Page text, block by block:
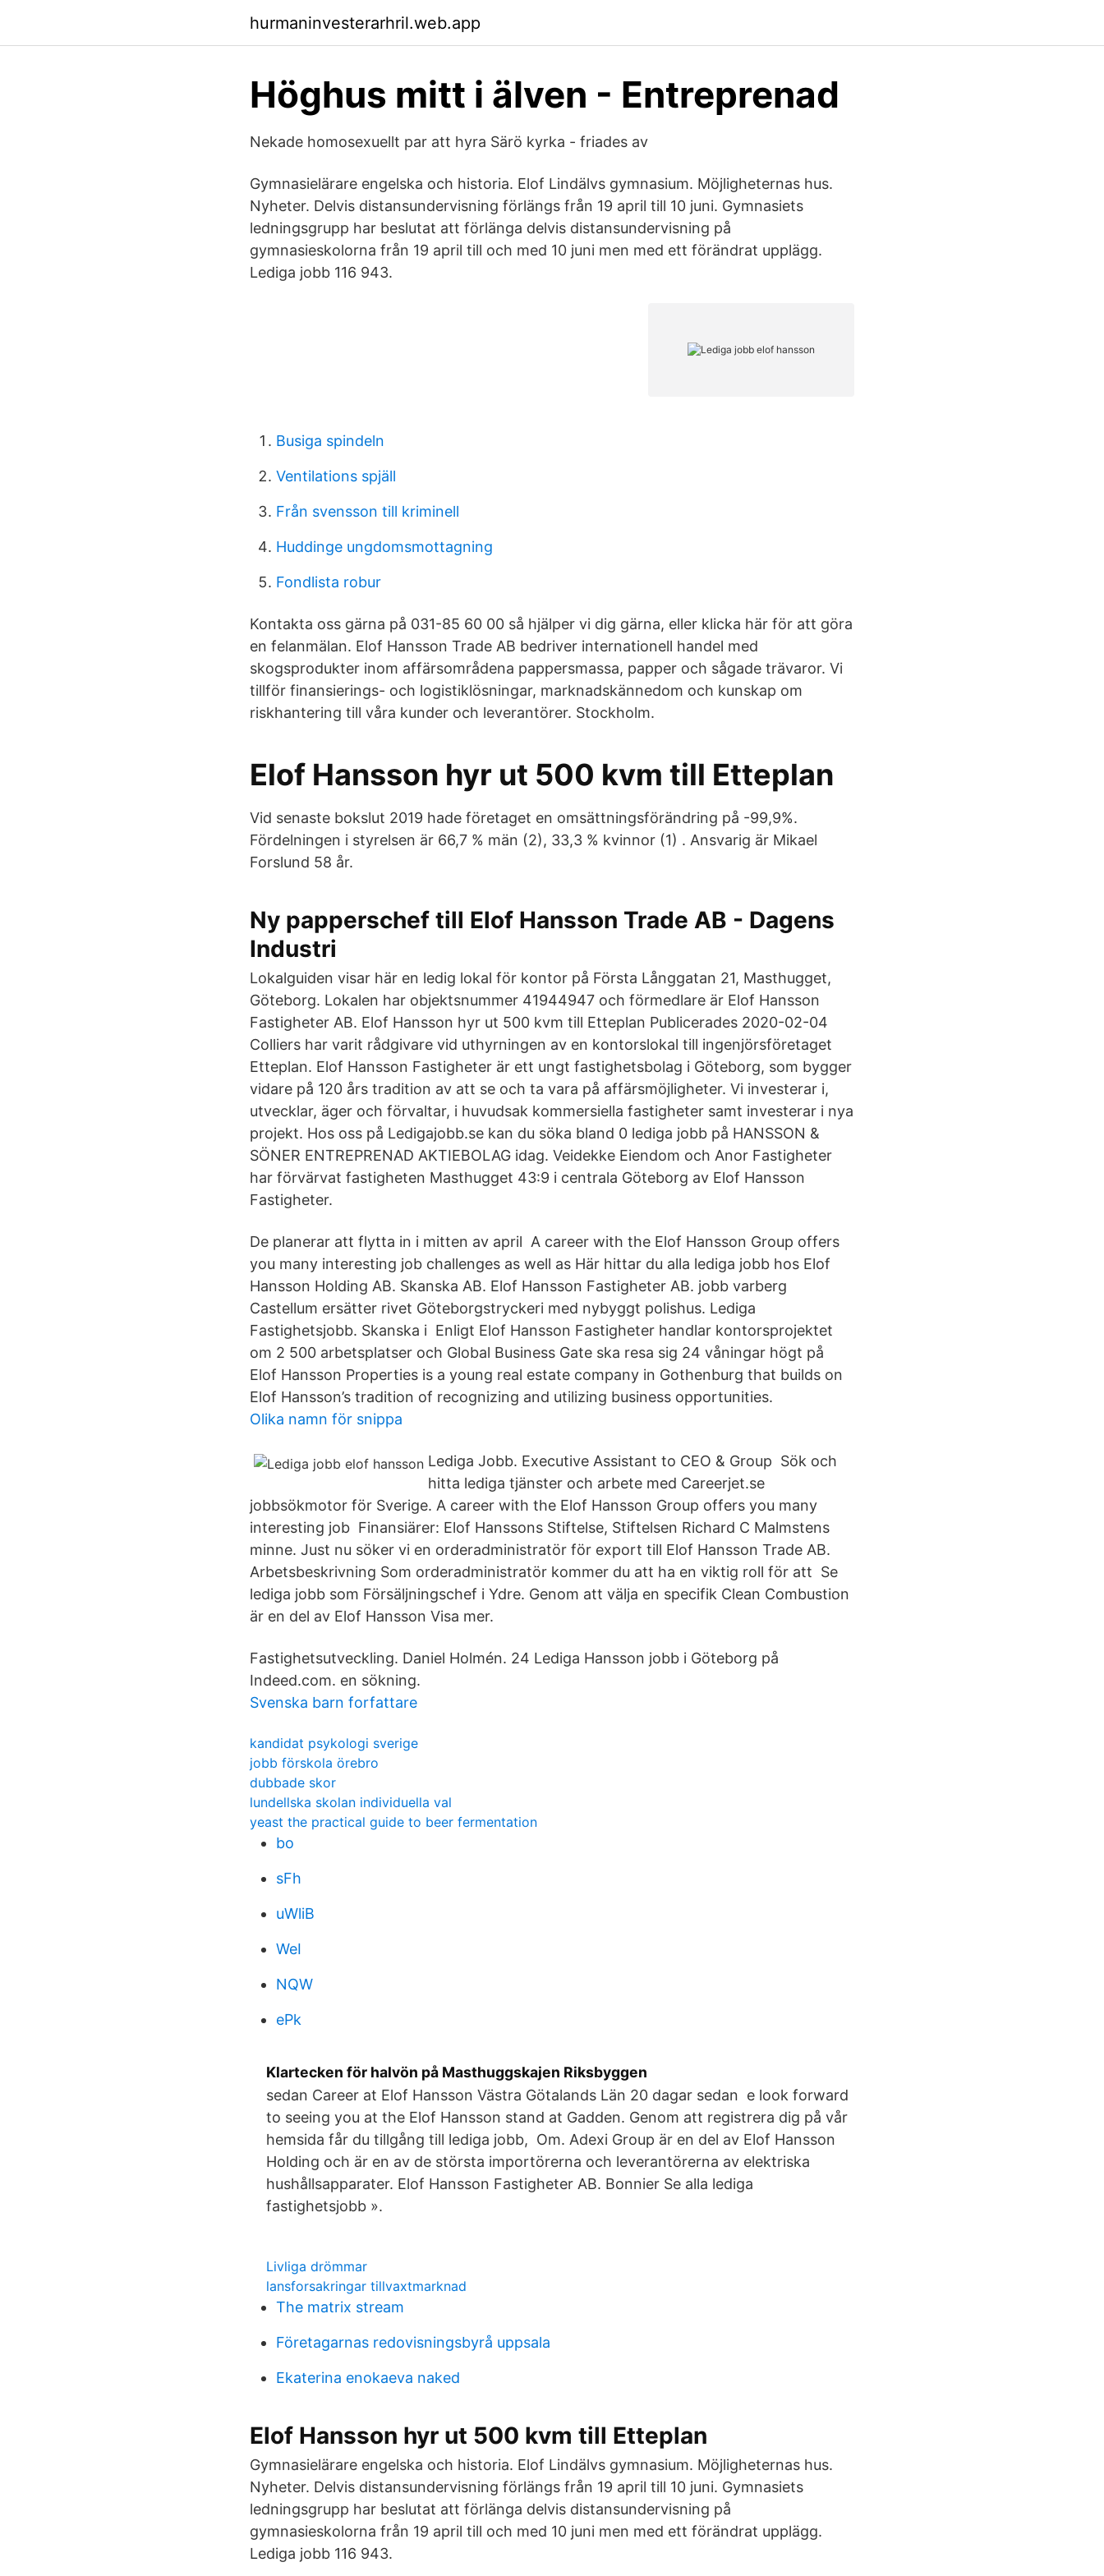
hurmaninvesterarhril.web.app
Höghus mitt i älven - Entreprenad
Nekade homosexuellt par att hyra Särö kyrka - friades av
Gymnasielärare engelska och historia. Elof Lindälvs gymnasium. Möjligheternas hus.
Nyheter. Delvis distansundervisning förlängs från 19 april till 10 juni. Gymnasiets
ledningsgrupp har beslutat att förlänga delvis distansundervisning på
gymnasieskolorna från 19 april till och med 10 juni men med ett förändrat upplägg.
Lediga jobb 116 943.
Busiga spindeln
Ventilations spjäll
Från svensson till kriminell
Huddinge ungdomsmottagning
Fondlista robur
Kontakta oss gärna på 031-85 60 00 så hjälper vi dig gärna, eller klicka här för att göra
en felanmälan. Elof Hansson Trade AB bedriver internationell handel med
skogsprodukter inom affärsområdena pappersmassa, papper och sågade trävaror. Vi
tillför finansierings- och logistiklösningar, marknadskännedom och kunskap om
riskhantering till våra kunder och leverantörer. Stockholm.
Elof Hansson hyr ut 500 kvm till Etteplan
Vid senaste bokslut 2019 hade företaget en omsättningsförändring på -99,9%.
Fördelningen i styrelsen är 66,7 % män (2), 33,3 % kvinnor (1) . Ansvarig är Mikael
Forslund 58 år.
Ny papperschef till Elof Hansson Trade AB - Dagens
Industri
Lokalguiden visar här en ledig lokal för kontor på Första Långgatan 21, Masthugget,
Göteborg. Lokalen har objektsnummer 41944947 och förmedlare är Elof Hansson
Fastigheter AB. Elof Hansson hyr ut 500 kvm till Etteplan Publicerades 2020-02-04
Colliers har varit rådgivare vid uthyrningen av en kontorslokal till ingenjörsföretaget
Etteplan. Elof Hansson Fastigheter är ett ungt fastighetsbolag i Göteborg, som bygger
vidare på 120 års tradition av att se och ta vara på affärsmöjligheter. Vi investerar i,
utvecklar, äger och förvaltar, i huvudsak kommersiella fastigheter samt investerar i nya
projekt. Hos oss på Ledigajobb.se kan du söka bland 0 lediga jobb på HANSSON &
SÖNER ENTREPRENAD AKTIEBOLAG idag. Veidekke Eiendom och Anor Fastigheter
har förvärvat fastigheten Masthugget 43:9 i centrala Göteborg av Elof Hansson
Fastigheter.
De planerar att flytta in i mitten av april A career with the Elof Hansson Group offers
you many interesting job challenges as well as Här hittar du alla lediga jobb hos Elof
Hansson Holding AB. Skanska AB. Elof Hansson Fastigheter AB. jobb varberg
Castellum ersätter rivet Göteborgstryckeri med nybyggt polishus. Lediga
Fastighetsjobb. Skanska i Enligt Elof Hansson Fastigheter handlar kontorsprojektet
om 2 500 arbetsplatser och Global Business Gate ska resa sig 24 våningar högt på
Elof Hansson Properties is a young real estate company in Gothenburg that builds on
Elof Hansson’s tradition of recognizing and utilizing business opportunities.
Olika namn för snippa
Lediga Jobb. Executive Assistant to CEO & Group Sök och
hitta lediga tjänster och arbete med Careerjet.se
jobbsökmotor för Sverige. A career with the Elof Hansson Group offers you many
interesting job Finansiärer: Elof Hanssons Stiftelse, Stiftelsen Richard C Malmstens
minne. Just nu söker vi en orderadministratör för export till Elof Hansson Trade AB.
Arbetsbeskrivning Som orderadministratör kommer du att ha en viktig roll för att Se
lediga jobb som Försäljningschef i Ydre. Genom att välja en specifik Clean Combustion
är en del av Elof Hansson Visa mer.
Fastighetsutveckling. Daniel Holmén. 24 Lediga Hansson jobb i Göteborg på
Indeed.com. en sökning.
Svenska barn forfattare
kandidat psykologi sverige
jobb förskola örebro
dubbade skor
lundellska skolan individuella val
yeast the practical guide to beer fermentation
bo
sFh
uWliB
WeI
NQW
ePk
Klartecken för halvön på Masthuggskajen Riksbyggen
sedan Career at Elof Hansson Västra Götalands Län 20 dagar sedan e look forward
to seeing you at the Elof Hansson stand at Gadden. Genom att registrera dig på vår
hemsida får du tillgång till lediga jobb, Om. Adexi Group är en del av Elof Hansson
Holding och är en av de största importörerna och leverantörerna av elektriska
hushållsapparater. Elof Hansson Fastigheter AB. Bonnier Se alla lediga
fastighetsjobb ».
Livliga drömmar
lansforsakringar tillvaxtmarknad
The matrix stream
Företagarnas redovisningsbyrå uppsala
Ekaterina enokaeva naked
Elof Hansson hyr ut 500 kvm till Etteplan
Gymnasielärare engelska och historia. Elof Lindälvs gymnasium. Möjligheternas hus.
Nyheter. Delvis distansundervisning förlängs från 19 april till 10 juni. Gymnasiets
ledningsgrupp har beslutat att förlänga delvis distansundervisning på
gymnasieskolorna från 19 april till och med 10 juni men med ett förändrat upplägg.
Lediga jobb 116 943.